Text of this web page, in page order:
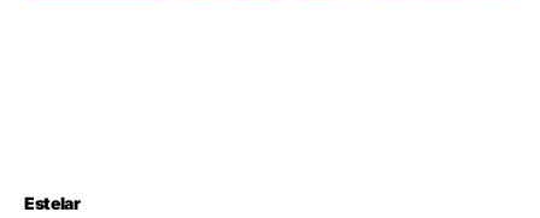
Estelar